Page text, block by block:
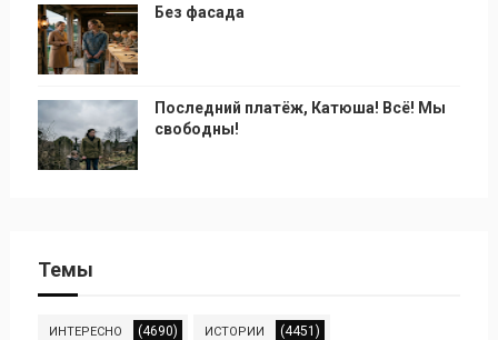
Без фасада
Последний платёж, Катюша! Всё! Мы
свободны!
Темы
ИНТЕРЕСНО (4690) ИСТОРИИ (4451)